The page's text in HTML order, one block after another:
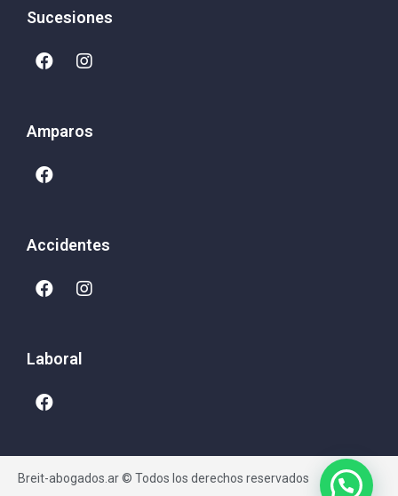
Sucesiones
Amparos
Accidentes
Laboral
Breit-abogados.ar © Todos los derechos reservados